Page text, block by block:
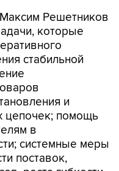
Решетников
которые
стабильной
и
цепочек; помощь
в
системные меры
поставок,